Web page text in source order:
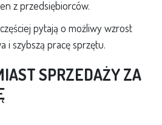
z przedsiębiorców.
pytają o możliwy wzrost
i szybszą pracę sprzętu.
SPRZEDAŻY ZA